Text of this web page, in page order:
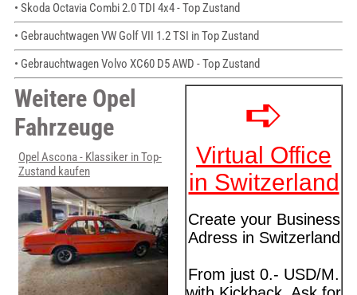
• Skoda Octavia Combi 2.0 TDI 4x4 - Top Zustand
• Gebrauchtwagen VW Golf VII 1.2 TSI in Top Zustand
• Gebrauchtwagen Volvo XC60 D5 AWD - Top Zustand
Weitere Opel
Fahrzeuge
Opel Ascona - Klassiker in Top-
Zustand kaufen